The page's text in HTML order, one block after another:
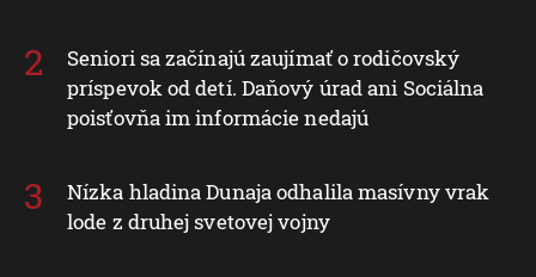
Seniori sa začínajú zaujímať o rodičovský
príspevok od detí. Daňový úrad ani Sociálna
poisťovňa im informácie nedajú
Nízka hladina Dunaja odhalila masívny vrak
lode z druhej svetovej vojny